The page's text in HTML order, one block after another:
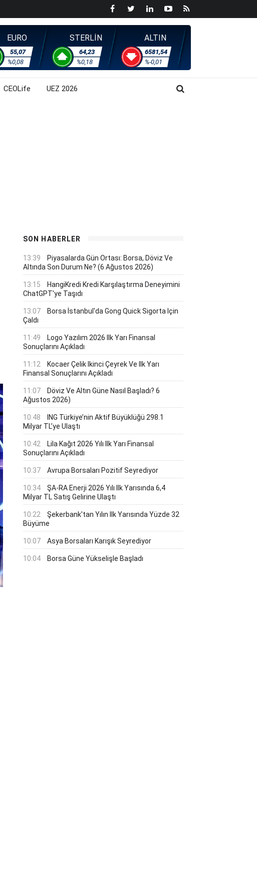
EURO
55,07
%0,08
STERLİN
64,23
%0,18
ALTIN
6581,54
%-0,01
CEOLife UEZ 2026
SON HABERLER
13:39
Piyasalarda Gün Ortası: Borsa, Döviz Ve
Altında Son Durum Ne? (6 Ağustos 2026)
13:15
HangiKredi Kredi Karşılaştırma Deneyimini
ChatGPT'ye Taşıdı
13:07
Borsa İstanbul'da Gong Quick Sigorta Için
Çaldı
11:49
Logo Yazılım 2026 Ilk Yarı Finansal
Sonuçlarını Açıkladı
11:12
Kocaer Çelik Ikinci Çeyrek Ve Ilk Yarı
Finansal Sonuçlarını Açıkladı
11:07
Döviz Ve Altın Güne Nasıl Başladı? 6
Ağustos 2026)
10:48
ING Türkiye’nin Aktif Büyüklüğü 298.1
Milyar TL’ye Ulaştı
10:42
Lila Kağıt 2026 Yılı Ilk Yarı Finansal
Sonuçlarını Açıkladı
10:37 Avrupa Borsaları Pozitif Seyrediyor
10:34
ŞA-RA Enerji 2026 Yılı Ilk Yarısında 6,4
Milyar TL Satış Gelirine Ulaştı
10:22
Şekerbank'tan Yılın Ilk Yarısında Yüzde 32
Büyüme
10:07 Asya Borsaları Karışık Seyrediyor
10:04 Borsa Güne Yükselişle Başladı